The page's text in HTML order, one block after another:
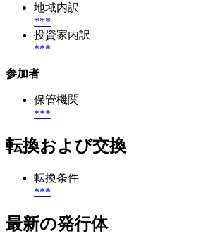
地域内訳
***
投資家内訳
***
参加者
保管機関
***
転換および交換
転換条件
***
最新の発行体